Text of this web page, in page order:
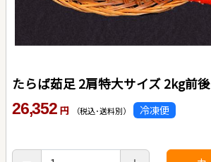
たらば茹足 2肩特大サイズ 2kg前後
26,352 円 （税込･送料別） 冷凍便